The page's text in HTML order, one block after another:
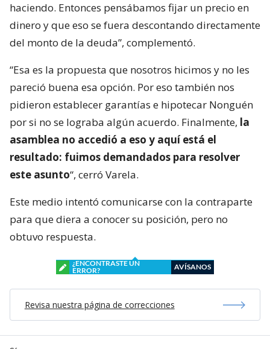
haciendo. Entonces pensábamos fijar un precio en
dinero y que eso se fuera descontando directamente
del monto de la deuda”, complementó.
“Esa es la propuesta que nosotros hicimos y no les
pareció buena esa opción. Por eso también nos
pidieron establecer garantías e hipotecar Nonguén
por si no se lograba algún acuerdo. Finalmente, la
asamblea no accedió a eso y aquí está el
resultado: fuimos demandados para resolver
este asunto“, cerró Varela.
Este medio intentó comunicarse con la contraparte
para que diera a conocer su posición, pero no
obtuvo respuesta.
¿ENCONTRASTE UN
ERROR?
AVÍSANOS
Revisa nuestra página de correcciones